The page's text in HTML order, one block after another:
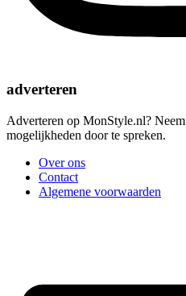
adverteren
Adverteren op MonStyle.nl?
mogelijkheden door te spreken.
Over ons
Contact
Algemene voorwaarden